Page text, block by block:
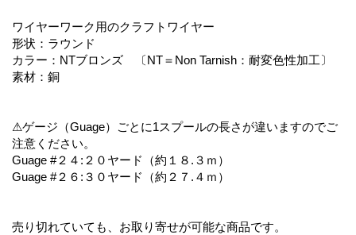
ワイヤーワーク用のクラフトワイヤー
形状：ラウンド
カラー：NTブロンズ 〔NT＝Non Tarnish：耐変色性加工〕
素材：銅
⚠ゲージ（Guage）ごとに1スプールの長さが違いますのでご
注意ください。
Guage #２４:２０ヤード（約１８.３ｍ）
Guage #２６:３０ヤード（約２７.４ｍ）
売り切れていても、お取り寄せが可能な商品です。